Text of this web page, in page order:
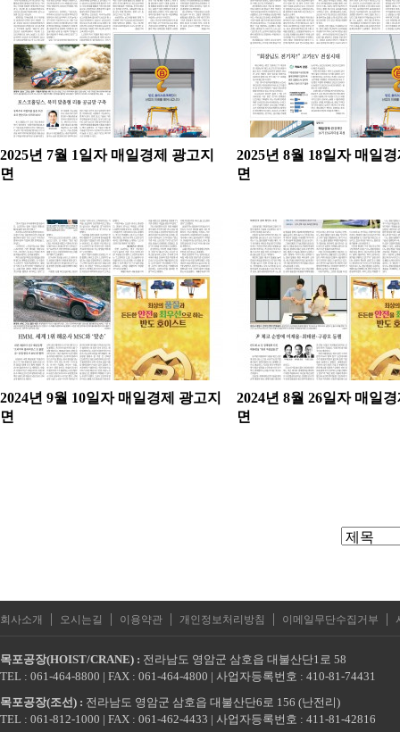
2025년 7월 1일자 매일경제 광고지
면
2025년 8월 18일자 매일
면
2024년 9월 10일자 매일경제 광고지
면
2024년 8월 26일자 매일
면
회사소개 | 오시는길 | 이용약관 | 개인정보처리방침 | 이메일무단수집거부 |
목포공장(HOIST/CRANE) : 전라남도 영암군 삼호읍 대불산단1로 58
TEL : 061-464-8800 | FAX : 061-464-4800 | 사업자등록번호 : 410-81-74431
목포공장(조선) : 전라남도 영암군 삼호읍 대불산단6로 156 (난전리)
TEL : 061-812-1000 | FAX : 061-462-4433 | 사업자등록번호 : 411-81-42816